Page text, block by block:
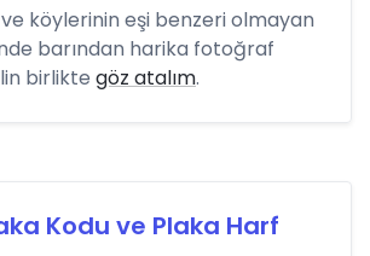
ve köylerinin eşi benzeri olmayan
barından harika fotoğraf
birlikte göz atalım.
Kodu ve Plaka Harf